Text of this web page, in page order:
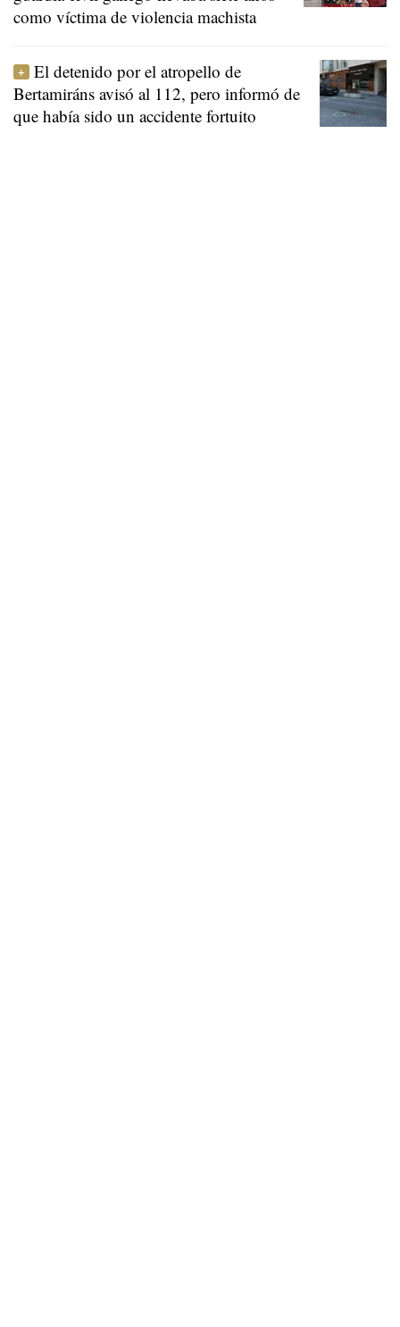
como víctima de violencia machista
El detenido por el atropello de
Bertamiráns avisó al 112, pero informó de
que había sido un accidente fortuito